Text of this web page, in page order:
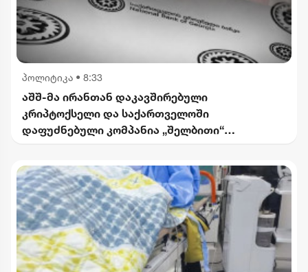
პოლიტიკა • 8:33
აშშ-მა ირანთან დაკავშირებული
კრიპტოქსელი და საქართველოში
დაფუძნებული კომპანია „შელბითი“